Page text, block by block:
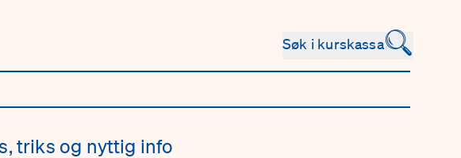
Søk i kurskassa🔍
triks og nyttig info